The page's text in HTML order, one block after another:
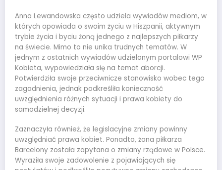
Anna Lewandowska często udziela wywiadów mediom, w
których opowiada o swoim życiu w Hiszpanii, aktywnym
trybie życia i byciu żoną jednego z najlepszych piłkarzy
na świecie. Mimo to nie unika trudnych tematów. W
jednym z ostatnich wywiadów udzielonym portalowi WP
Kobieta, wypowiedziała się na temat aborcji.
Potwierdziła swoje przeciwnicze stanowisko wobec tego
zagadnienia, jednak podkreśliła konieczność
uwzględnienia różnych sytuacji i prawa kobiety do
samodzielnej decyzji.
Zaznaczyła również, że legislacyjne zmiany powinny
uwzględniać prawa kobiet. Ponadto, żona piłkarza
Barcelony została zapytana o zmiany rządowe w Polsce.
Wyraziła swoje zadowolenie z pojawiających się